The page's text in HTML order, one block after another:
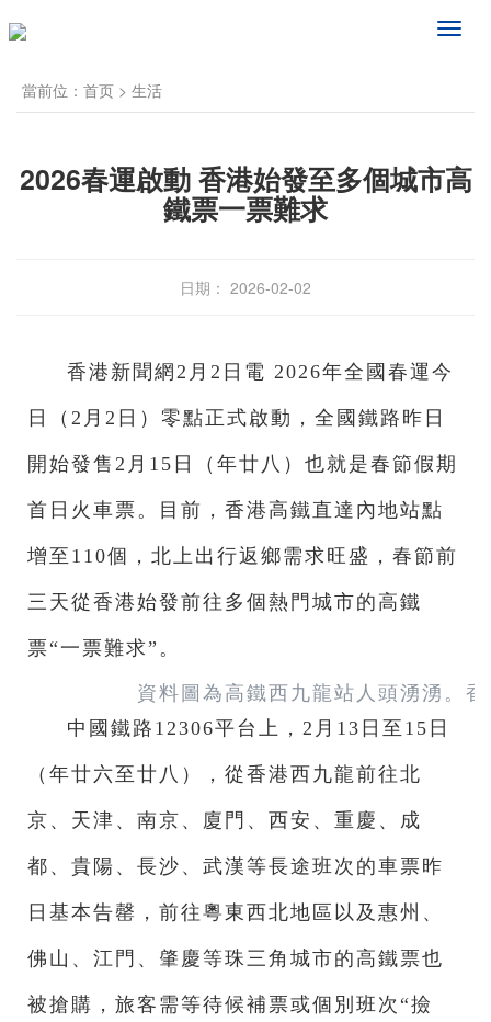
频
當前位： 首页 > 生活
2026春運啟動 香港始發至多個城市高
鐵票一票難求
日期： 2026-02-02
香港新聞網2月2日電 2026年全國春運今
日（2月2日）零點正式啟動，全國鐵路昨日
開始發售2月15日（年廿八）也就是春節假期
首日火車票。目前，香港高鐵直達內地站點
增至110個，北上出行返鄉需求旺盛，春節前
三天從香港始發前往多個熱門城市的高鐵
票“一票難求”。
資料圖為高鐵西九龍站人頭湧湧。
中國鐵路12306平台上，2月13日至15日
（年廿六至廿八），從香港西九龍前往北
京、天津、南京、廈門、西安、重慶、成
都、貴陽、長沙、武漢等長途班次的車票昨
日基本告罄，前往粵東西北地區以及惠州、
佛山、江門、肇慶等珠三角城市的高鐵票也
被搶購，旅客需等待候補票或個別班次“撿